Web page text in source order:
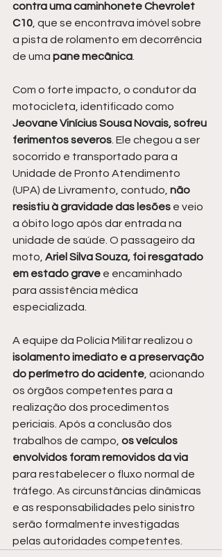
contra uma caminhonete Chevrolet
C10 , que se encontrava imóvel sobre
a pista de rolamento em decorrência
de uma pane mecânica
Com o forte impacto, o condutor da
motocicleta, identificado como
Jeovane Vinícius Sousa Novais, sofreu
ferimentos severos . Ele chegou a ser
socorrido e transportado para a
Unidade de Pronto Atendimento
(UPA) de Livramento, contudo, não
resistiu à gravidade das lesões e veio
a óbito logo após dar entrada na
unidade de saúde. O passageiro da
moto, Ariel Silva Souza, foi resgatado
em estado grave e encaminhado
para assistência médica
especializada.
A equipe da Polícia Militar realizou o
isolamento imediato e a preservação
do perímetro do acidente , acionando
os órgãos competentes para a
realização dos procedimentos
periciais. Após a conclusão dos
trabalhos de campo, os veículos
envolvidos foram removidos da via
para restabelecer o fluxo normal de
tráfego. As circunstâncias dinâmicas
e as responsabilidades pelo sinistro
serão formalmente investigadas
pelas autoridades competentes.